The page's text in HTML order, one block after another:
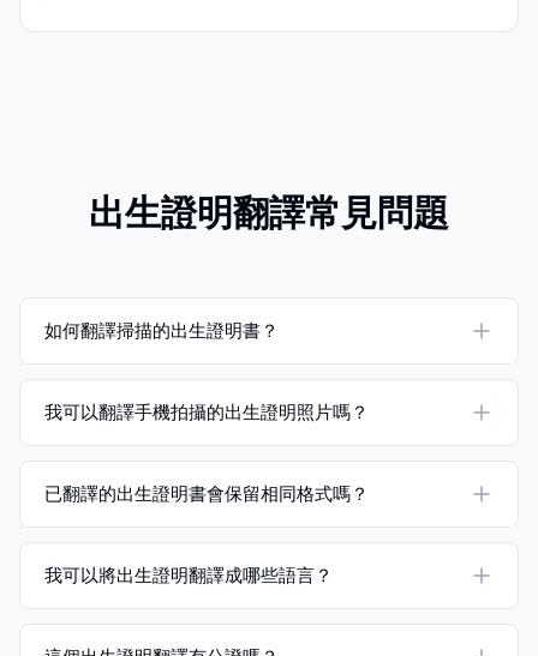
出生證明翻譯常見問題
如何翻譯掃描的出生證明書？
我可以翻譯手機拍攝的出生證明照片嗎？
已翻譯的出生證明書會保留相同格式嗎？
我可以將出生證明翻譯成哪些語言？